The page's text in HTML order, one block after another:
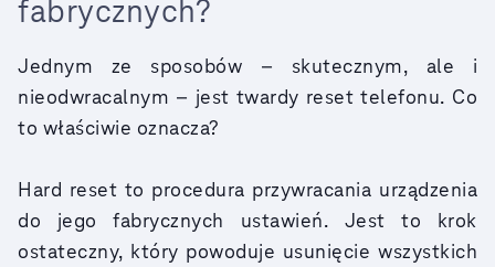
fabrycznych?
Jednym ze sposobów – skutecznym, ale i
nieodwracalnym – jest twardy reset telefonu. Co
to właściwie oznacza?
Hard reset to procedura przywracania urządzenia
do jego fabrycznych ustawień. Jest to krok
ostateczny, który powoduje usunięcie wszystkich